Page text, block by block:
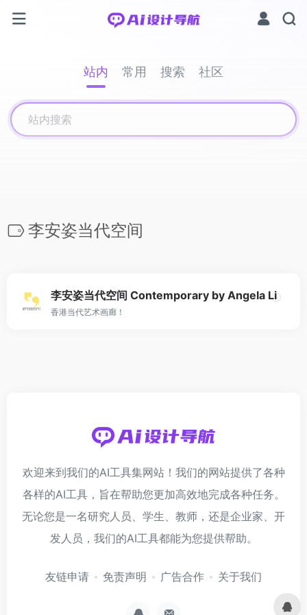
站内 常用 搜索 社区
李安姿当代空间
李安姿当代空间 Contemporary by Angela Li
香港当代艺术画廊！
欢迎来到我们的AI工具集网站！我们的网站提供了各种
各样的AI工具，旨在帮助您更加高效地完成各种任务。
无论您是一名研究人员、学生、教师，还是企业家、开
发人员，我们的AI工具都能为您提供帮助。
友链申请 免责声明 广告合作 关于我们